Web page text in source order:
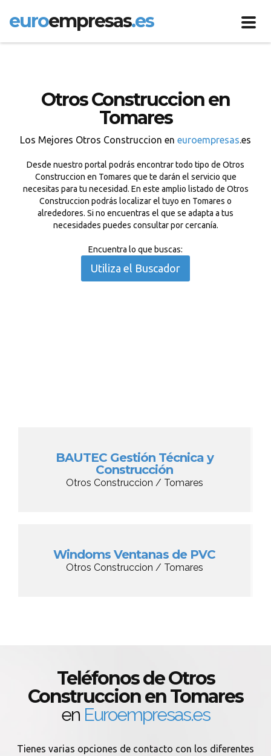
euroempresas.es
Otros Construccion en
Tomares
Los Mejores Otros Construccion en euroempresas.es
Desde nuestro portal podrás encontrar todo tipo de Otros
Construccion en Tomares que te darán el servicio que
necesitas para tu necesidad. En este amplio listado de Otros
Construccion podrás localizar el tuyo en Tomares o
alrededores. Si no encuentras el que se adapta a tus
necesidades puedes consultar por cercanía.
Encuentra lo que buscas:
Utiliza el Buscador
BAUTEC Gestión Técnica y
Construcción
Otros Construccion / Tomares
Windoms Ventanas de PVC
Otros Construccion / Tomares
Teléfonos de Otros
Construccion en Tomares
en Euroempresas.es
Tienes varias opciones de contacto con los diferentes